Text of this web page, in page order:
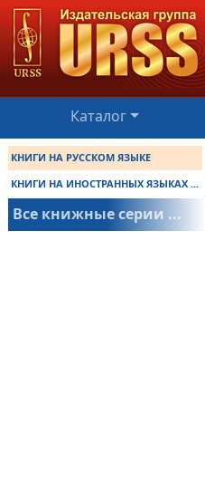
Каталог
КНИГИ НА РУССКОМ ЯЗЫКЕ
КНИГИ НА ИНОСТРАННЫХ ЯЗЫКАХ ...
Все книжные серии ...